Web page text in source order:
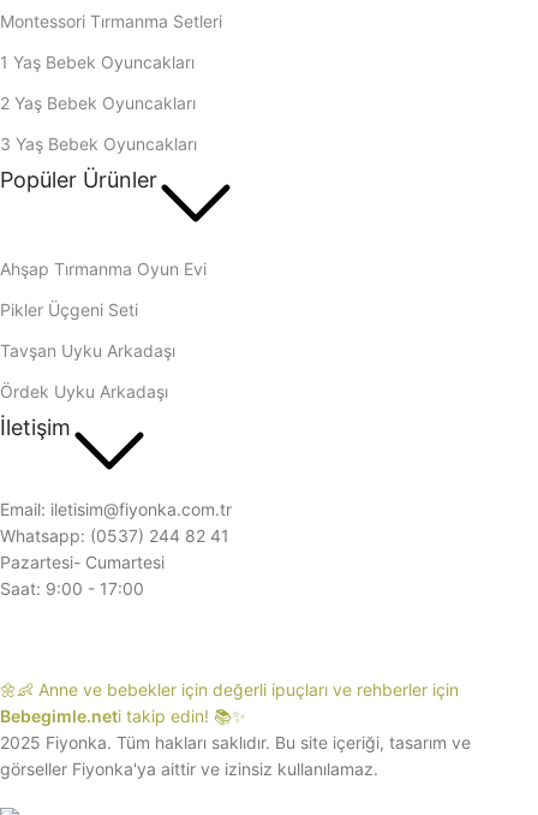
Montessori Tırmanma Setleri
1 Yaş Bebek Oyuncakları
2 Yaş Bebek Oyuncakları
3 Yaş Bebek Oyuncakları
Popüler Ürünler
Ahşap Tırmanma Oyun Evi
Pikler Üçgeni Seti
Tavşan Uyku Arkadaşı
Ördek Uyku Arkadaşı
İletişim
Email: iletisim@fiyonka.com.tr
Whatsapp: (0537) 244 82 41
Pazartesi- Cumartesi
Saat: 9:00 - 17:00
🌼👶 Anne ve bebekler için değerli ipuçları ve rehberler için
Bebegimle.neti takip edin! 📚✨
2025 Fiyonka. Tüm hakları saklıdır. Bu site içeriği, tasarım ve
görseller Fiyonka'ya aittir ve izinsiz kullanılamaz.